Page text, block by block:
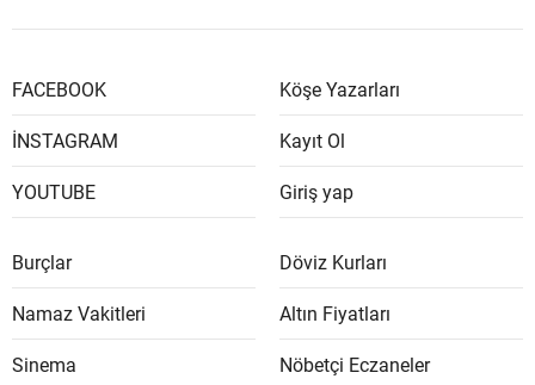
FACEBOOK
İNSTAGRAM
YOUTUBE
Köşe Yazarları
Kayıt Ol
Giriş yap
Burçlar
Namaz Vakitleri
Sinema
Döviz Kurları
Altın Fiyatları
Nöbetçi Eczaneler